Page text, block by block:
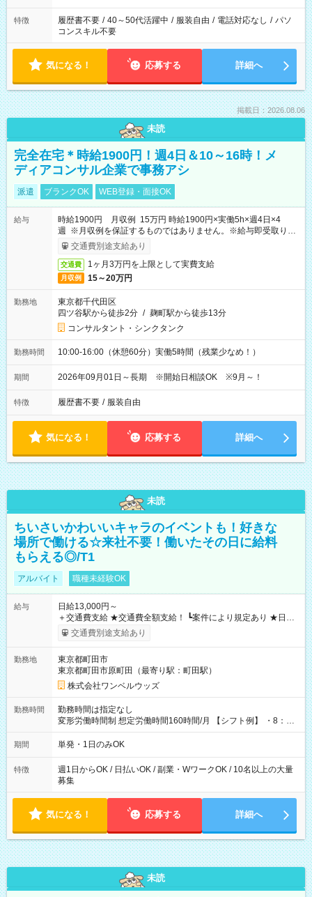
特徴 履歴書不要 / 40～50代活躍中 / 服装自由 / 電話対応なし / パソ
コンスキル不要
気になる！ 応募する 詳細へ
掲載日：2026.08.06
未読
完全在宅＊時給1900円！週4日＆10～16時！メ
ディアコンサル企業で事務アシ
派遣 ブランクOK WEB登録・面接OK
給与
時給1900円 月収例 15万円 時給1900円×実働5h×週4日×4
週 ※月収例を保証するものではありません。※給与即受取りサ
ービス利用可（利用条件有）
交通費別途支給あり
交通費 1ヶ月3万円を上限として実費支給
月収例 15～20万円
勤務地
東京都千代田区
四ツ谷駅から徒歩2分 / 麹町駅から徒歩13分
コンサルタント・シンクタンク
勤務時間 10:00-16:00（休憩60分）実働5時間（残業少なめ！）
期間 2026年09月01日～長期 ※開始日相談OK ※9月～！
特徴 履歴書不要 / 服装自由
気になる！ 応募する 詳細へ
未読
ちいさいかわいいキャラのイベントも！好きな
場所で働ける☆来社不要！働いたその日に給料
もらえる◎/T1
アルバイト 職種未経験OK
給与
日給13,000円～
＋交通費支給 ★交通費全額支給！ ┗案件により規定あり ★日払
いOK！（規定あり） ┗働いたその日に現金GET♪ お仕事後はコ
ンビニATMから 日払い分を引き落とせます！ 【試用期間】試
交通費別途支給あり
勤務地
東京都町田市
東京都町田市原町田（最寄り駅：町田駅）
株式会社ワンベルウッズ
勤務時間
勤務時間は指定なし
変形労働時間制 想定労働時間160時間/月 【シフト例】 ・8：00
～21：00
期間 単発・1日のみOK
特徴
週1日からOK / 日払いOK / 副業・WワークOK / 10名以上の大量
募集
気になる！ 応募する 詳細へ
未読